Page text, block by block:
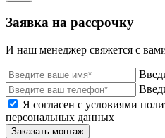
Заявка на рассрочку
И наш менеджер свяжется с
Я согласен с условиями
персональных данных
Заказать монтаж